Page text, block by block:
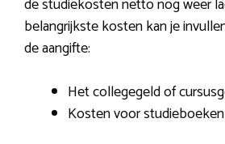
de studiekosten netto nog weer
belangrijkste kosten kan je
de aangifte:
Het collegegeld of
Kosten voor